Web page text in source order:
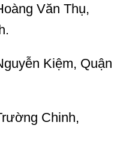
Văn Thụ,
Kiệm, Quận
Chinh,